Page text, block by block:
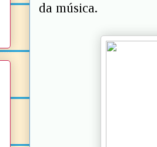
da música.